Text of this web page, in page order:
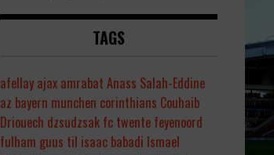
TAGS
afellay ajax amrabat Anass Salah-Eddine
az bayern munchen corinthians Couhaib
Driouech dzsudzsak fc twente feyenoord
fulham guus til isaac babadi Ismael